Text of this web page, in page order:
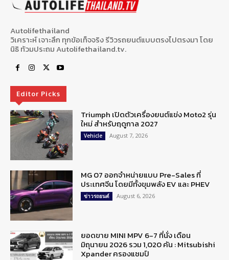
Autolifethailand
วิเคราะห์ เจาะลึก ทุกข้อเท็จจริง รีวิวรถยนต์แบบตรงไปตรงมา โดย
นิธิ ท้วมประถม Autolifethailand.tv.
Editor Picks
Triumph เปิดตัวเครื่องยนต์แข่ง Moto2 รุ่น
ใหม่ สำหรับฤดูกาล 2027
Vehicle August 7, 2026
MG 07 ออกจำหน่ายแบบ Pre-Sales ที่
ประเทศจีน โดยมีทั้งขุมพลัง EV และ PHEV
ข่าวรถยนต์ August 6, 2026
ยอดขาย MINI MPV 6-7 ที่นั่ง เดือน
มิถุนายน 2026 รวม 1,020 คัน : Mitsubishi
Xpander ครองแชมป์